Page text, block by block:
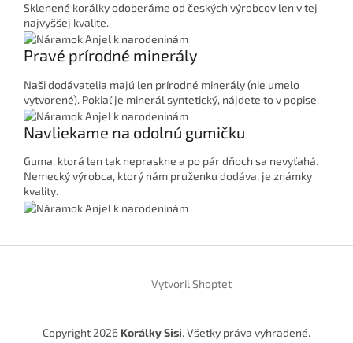
Sklenené korálky odoberáme od českých výrobcov len v tej
najvyššej kvalite.
Pravé prírodné minerály
Naši dodávatelia majú len prírodné minerály (nie umelo
vytvorené). Pokiaľ je minerál syntetický, nájdete to v popise.
Navliekame na odolnú gumičku
Guma, ktorá len tak nepraskne a po pár dňoch sa nevyťahá.
Nemecký výrobca, ktorý nám pruženku dodáva, je známky
kvality.
Vytvoril Shoptet
Copyright 2026 Korálky Sisi. Všetky práva vyhradené.